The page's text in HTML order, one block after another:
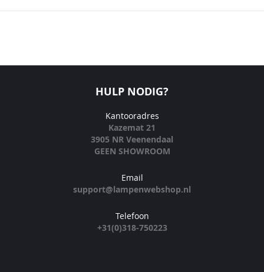
HULP NODIG?
Kantooradres
Kazemat 21
3905 NR Veenendaal
GEEN SHOWROOM
Email
support@lampenwebshop.nl
Telefoon
+31(0)318-750223